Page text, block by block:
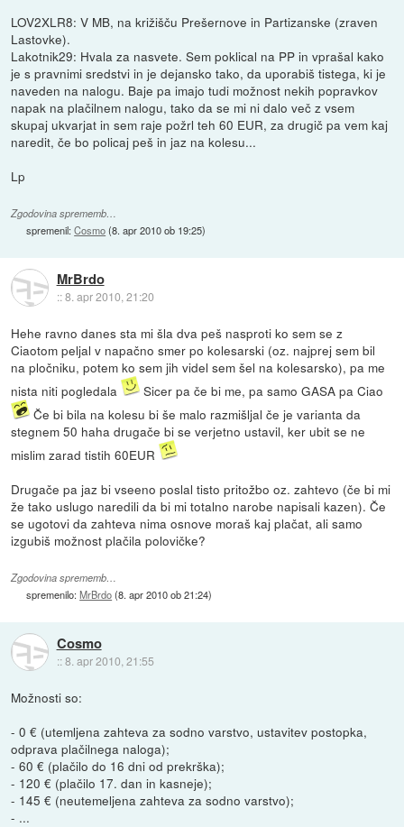
LOV2XLR8: V MB, na križišču Prešernove in Partizanske (zraven
Lastovke).
Lakotnik29: Hvala za nasvete. Sem poklical na PP in vprašal kako
je s pravnimi sredstvi in je dejansko tako, da uporabiš tistega, ki je
naveden na nalogu. Baje pa imajo tudi možnost nekih popravkov
napak na plačilnem nalogu, tako da se mi ni dalo več z vsem
skupaj ukvarjat in sem raje požrl teh 60 EUR, za drugič pa vem kaj
naredit, če bo policaj peš in jaz na kolesu...
Lp
Zgodovina sprememb…
spremenil:Cosmo(8. apr 2010 ob 19:25)
MrBrdo
::8. apr 2010, 21:20
Hehe ravno danes sta mi šla dva peš nasproti ko sem se z
Ciaotom peljal v napačno smer po kolesarski (oz. najprej sem bil
na pločniku, potem ko sem jih videl sem šel na kolesarsko), pa me
nista niti pogledala
Sicer pa če bi me, pa samo GASA pa Ciao
Če bi bila na kolesu bi še malo razmišljal če je varianta da
stegnem 50 haha drugače bi se verjetno ustavil, ker ubit se ne
mislim zarad tistih 60EUR
Drugače pa jaz bi vseeno poslal tisto pritožbo oz. zahtevo (če bi mi
že tako uslugo naredili da bi mi totalno narobe napisali kazen). Če
se ugotovi da zahteva nima osnove moraš kaj plačat, ali samo
izgubiš možnost plačila polovičke?
Zgodovina sprememb…
spremenilo:MrBrdo(8. apr 2010 ob 21:24)
Cosmo
::8. apr 2010, 21:55
Možnosti so:
- 0 € (utemljena zahteva za sodno varstvo, ustavitev postopka,
odprava plačilnega naloga);
- 60 € (plačilo do 16 dni od prekrška);
- 120 € (plačilo 17. dan in kasneje);
- 145 € (neutemeljena zahteva za sodno varstvo);
- ...